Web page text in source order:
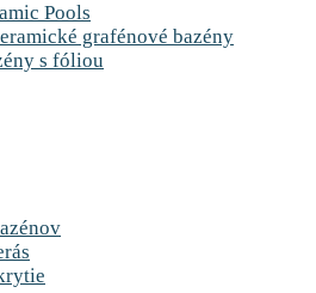
Pools
grafénové bazény
s fóliou